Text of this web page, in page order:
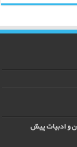
و ادبیات پیش